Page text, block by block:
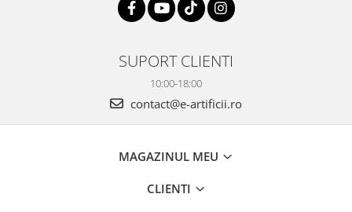
SUPORT CLIENTI
10:00-18:00
contact@e-artificii.ro
MAGAZINUL MEU
CLIENTI